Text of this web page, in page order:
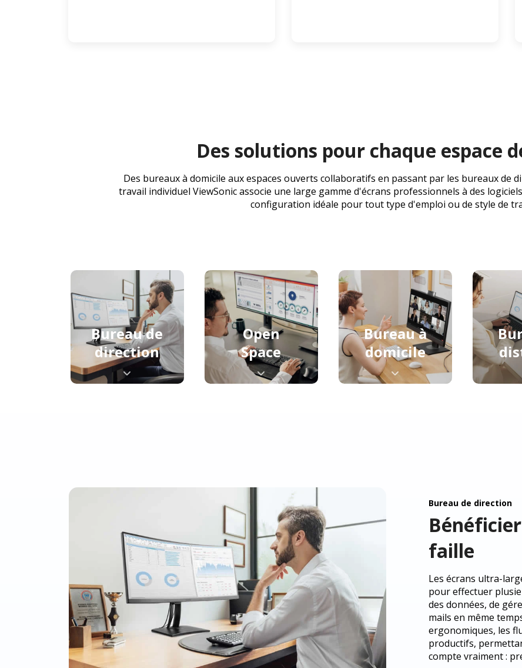
Des solutions pour chaque espace
Des bureaux à domicile aux espaces ouverts collaboratifs en passant par les bureaux de
travail individuel ViewSonic associe une large gamme d'écrans professionnels à des
configuration idéale pour tout type d'emploi ou de style de
Bureau de
direction
Open
Space
Bureau à
domicile
Bureau de direction
faille
Les écrans ultra-
pour effectuer
des données, de
mails en même
ergonomiques, les
productifs,
compte vraiment :